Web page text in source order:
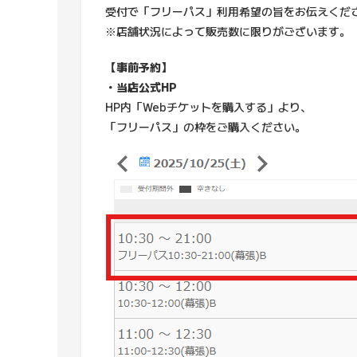
受付で「フリーパス」利用希望の旨をお伝えくだ
※店舗状況によって販売数に限りがございます。
【事前予約】
・当店公式HP
HP内「Webチケットを購入する」より、
「フリーパス」の枠をご購入ください。